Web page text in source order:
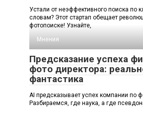
Устали от неэффективного поиска по
словам? Этот стартап обещает
фотопоиске! Узнайте,
Мнения
Предсказание успеха
фото директора:
фантастика
AI предсказывает успех компании по
Разбираемся, где наука, а где